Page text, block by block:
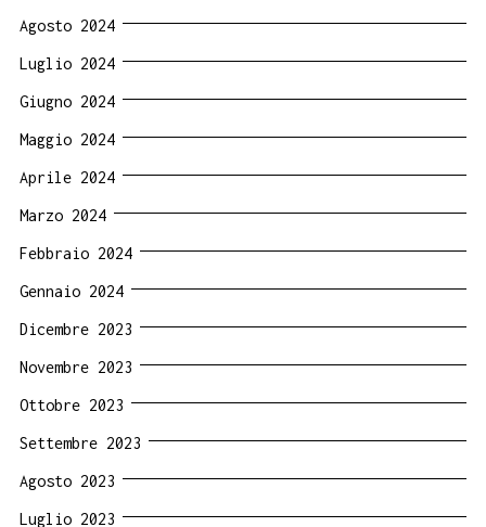
Agosto 2024
Luglio 2024
Giugno 2024
Maggio 2024
Aprile 2024
Marzo 2024
Febbraio 2024
Gennaio 2024
Dicembre 2023
Novembre 2023
Ottobre 2023
Settembre 2023
Agosto 2023
Luglio 2023